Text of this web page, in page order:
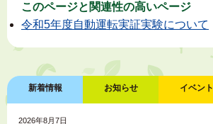
このページと 関連性の高いページ
令和5年度自動運転実証実験について
新着情報 お知らせ イベント
2026年8月7日